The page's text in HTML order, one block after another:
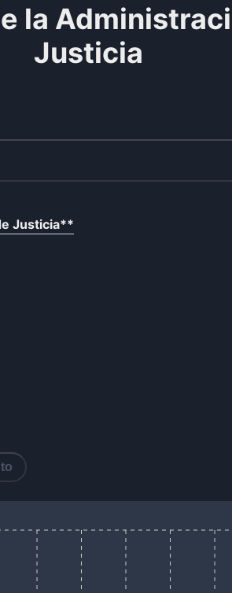
la
Justicia
Justicia**